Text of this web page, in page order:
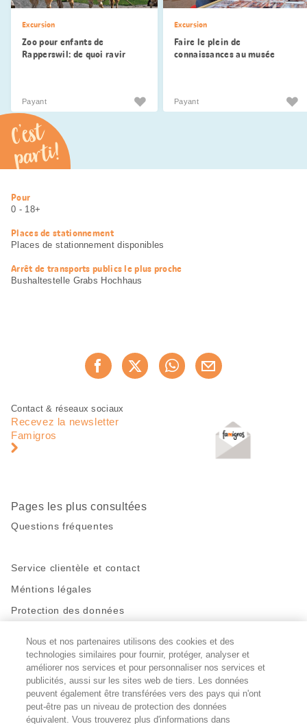
Excursion
Zoo pour enfants de
Rapperswil: de quoi ravir
Payant
Excursion
Faire le plein de
connaissances au musée
Payant
C’est
parti!
Informations
utiles
Pour
0 - 18+
Places de stationnement
Places de stationnement disponibles
Arrêt de transports publics le plus proche
Bushaltestelle Grabs Hochhaus
Recommander maintenant
Pied
page
Navigation
pied
Contact & réseaux sociaux
Recevez la newsletter
Famigros
Pages les plus consultées
Questions fréquentes
Service clientèle et contact
Méntions légales
Protection des données
Restez en contact!
Facebook
http://twitter.com/migros
https://www.youtube.com/user/
PinterestInstagram
Paramètres des cookies
Nous et nos partenaires utilisons des cookies et des
technologies similaires pour fournir, protéger, analyser et
améliorer nos services et pour personnaliser nos services et
publicités, aussi sur les sites web de tiers. Les données
peuvent également être transférées vers des pays qui n'ont
peut-être pas un niveau de protection des données
équivalent. Vous trouverez plus d'informations dans